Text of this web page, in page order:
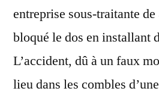
entreprise sous-traitante de
bloqué le dos en installant
L’accident, dû à un faux
lieu dans les combles